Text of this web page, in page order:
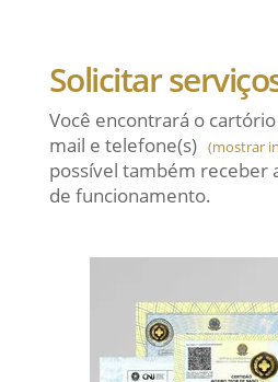
Solicitar
Você encontrará o
mail e telefone(s) (mostrar
possível também receber
de funcionamento.